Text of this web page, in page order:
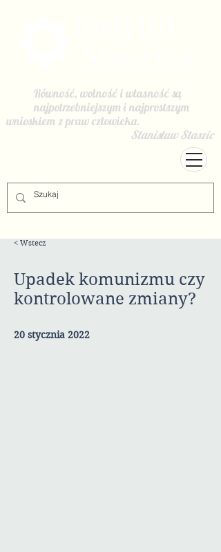
Równość, wolność i własność są
najpotrzebniejszym i najprostszym
wnioskiem z praw człowieka.
Stanisław Staszic
< Wstecz
Upadek komunizmu czy
kontrolowane zmiany?
20 stycznia 2022